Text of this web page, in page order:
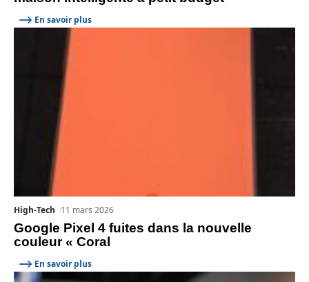
En savoir plus
Google Pixel 4 fuites dans la nouvelle
couleur « Coral
High-Tech 11 mars 2026
En savoir plus